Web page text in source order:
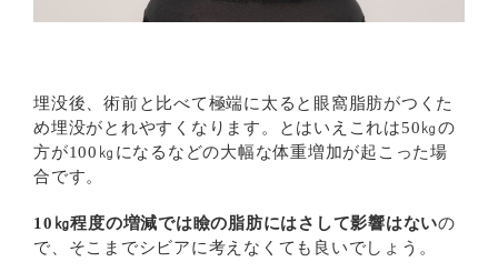
埋没後、術前と比べて極端に太ると眼窩脂肪がつくた
め埋没がとれやすくなります。とはいえこれは50㎏の
方が100㎏になるなどの大幅な体重増加が起こった場
合です。
10㎏程度の増減では瞼の脂肪にはさして影響はないの
で、そこまでシビアに考えなくても良いでしょう。